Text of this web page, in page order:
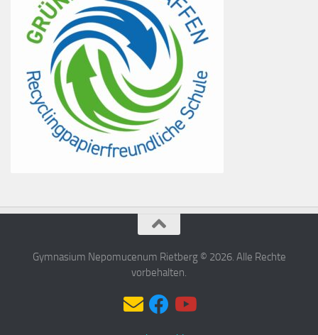
Gymnasium Nepomucenum Rietberg © 2026. Alle Rechte
vorbehalten.